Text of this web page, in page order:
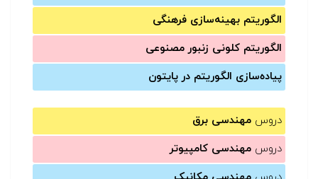
الگوریتم بهینه‌سازی فرهنگی
الگوریتم کلونی زنبور مصنوعی
پیاده‌سازی الگوریتم در پایتون
دروس مهندسی برق
دروس مهندسی کامپیوتر